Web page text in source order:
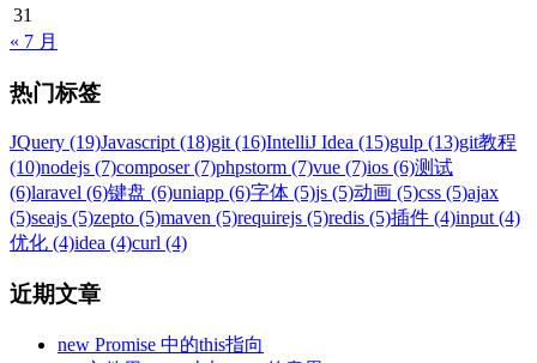
31
« 7 月
热门标签
JQuery (19)Javascript (18)git (16)IntelliJ Idea (15)gulp (13)git教程
(10)nodejs (7)composer (7)phpstorm (7)vue (7)ios (6)测试
(6)laravel (6)键盘 (6)uniapp (6)字体 (5)js (5)动画 (5)css (5)ajax
(5)seajs (5)zepto (5)maven (5)requirejs (5)redis (5)插件 (4)input (4)
优化 (4)idea (4)curl (4)
近期文章
new Promise 中的this指向